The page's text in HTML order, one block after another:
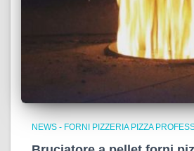
NEWS - FORNI PIZZERIA PIZZA